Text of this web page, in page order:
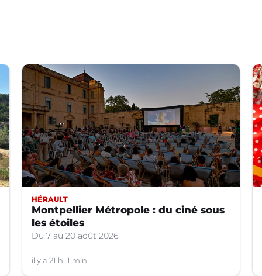
HÉRAULT
Montpellier Métropole : du ciné sous
les étoiles
Du 7 au 20 août 2026.
il y a 21 h 1 min